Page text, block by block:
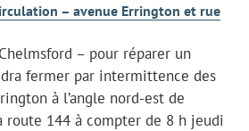
– avenue Errington et rue
– pour réparer un
fermer par intermittence des
à l’angle nord-est de
route 144 à compter de 8 h jeudi